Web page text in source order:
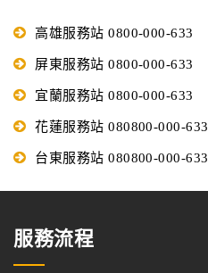
高雄服務站 0800-000-633
屏東服務站 0800-000-633
宜蘭服務站 0800-000-633
花蓮服務站 080800-000-633
台東服務站 080800-000-633
服務流程